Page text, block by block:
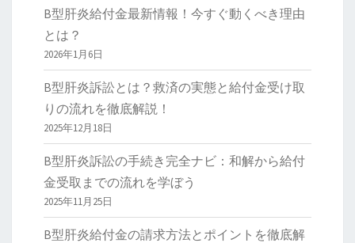
B型肝炎給付金最新情報！今すぐ動くべき理由
とは？
2026年1月6日
B型肝炎訴訟とは？救済の実態と給付金受け取
りの流れを徹底解説！
2025年12月18日
B型肝炎訴訟の手続き完全ナビ：和解から給付
金受取までの流れを学ぼう
2025年11月25日
B型肝炎給付金の請求方法とポイントを徹底解